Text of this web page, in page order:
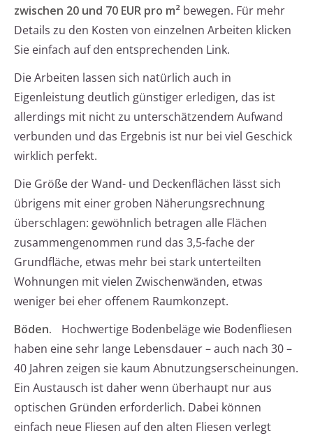
zwischen 20 und 70 EUR pro m² bewegen. Für mehr
Details zu den Kosten von einzelnen Arbeiten klicken
Sie einfach auf den entsprechenden Link.
Die Arbeiten lassen sich natürlich auch in
Eigenleistung deutlich günstiger erledigen, das ist
allerdings mit nicht zu unterschätzendem Aufwand
verbunden und das Ergebnis ist nur bei viel Geschick
wirklich perfekt.
Die Größe der Wand- und Deckenflächen lässt sich
übrigens mit einer groben Näherungsrechnung
überschlagen: gewöhnlich betragen alle Flächen
zusammengenommen rund das 3,5-fache der
Grundfläche, etwas mehr bei stark unterteilten
Wohnungen mit vielen Zwischenwänden, etwas
weniger bei eher offenem Raumkonzept.
Böden.
Hochwertige Bodenbeläge wie Bodenfliesen
haben eine sehr lange Lebensdauer – auch nach 30 –
40 Jahren zeigen sie kaum Abnutzungserscheinungen.
Ein Austausch ist daher wenn überhaupt nur aus
optischen Gründen erforderlich. Dabei können
einfach neue Fliesen auf den alten Fliesen verlegt